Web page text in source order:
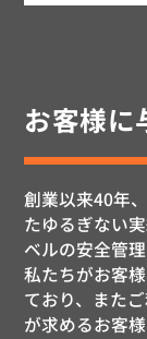
お客様に
創業以来40年
たゆるぎない
ベルの安全管
私たちがお客
ており、また
が求めるお客